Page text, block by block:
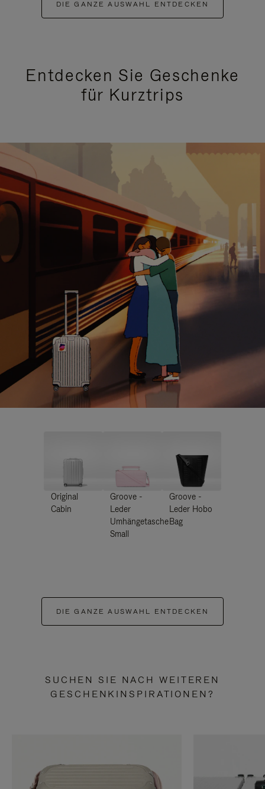
DIE GANZE AUSWAHL ENTDECKEN
Entdecken Sie Geschenke
für Kurztrips
Original
Cabin
Groove -
Leder
Umhängetasche
Small
Groove -
Leder Hobo
Bag
DIE GANZE AUSWAHL ENTDECKEN
SUCHEN SIE NACH WEITEREN
GESCHENKINSPIRATIONEN?